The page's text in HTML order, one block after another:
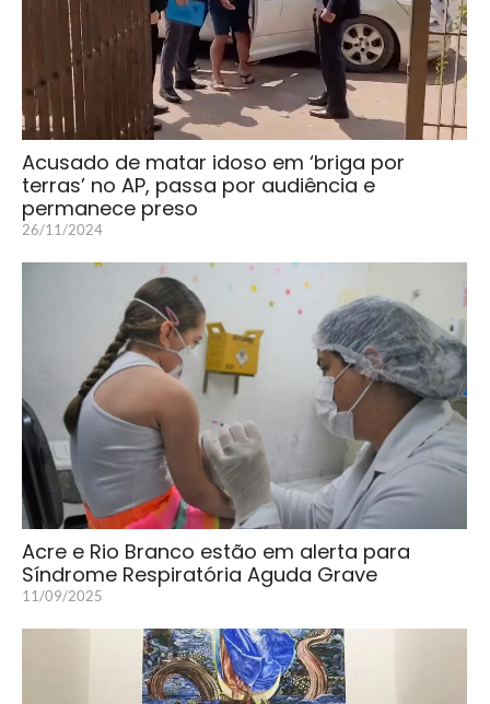
Acusado de matar idoso em ‘briga por
terras’ no AP, passa por audiência e
permanece preso
26/11/2024
Acre e Rio Branco estão em alerta para
Síndrome Respiratória Aguda Grave
11/09/2025